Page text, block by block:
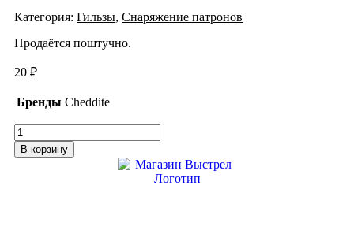
Категория: Гильзы, Снаряжение патронов
Продаётся поштучно.
20 ₽
Бренды Cheddite
Количество
товара
Гильза
В корзину